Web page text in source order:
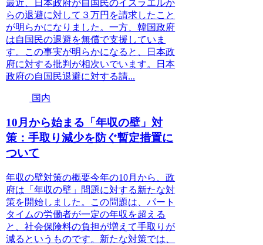
最近、日本政府が自国民のイスラエルか
らの退避に対して３万円を請求したこと
が明らかになりました。一方、韓国政府
は自国民の退避を無償で支援していま
す。この事実が明らかになると、日本政
府に対する批判が相次いでいます。日本
政府の自国民退避に対する請...
国内
10月から始まる「年収の壁」対
策：手取り減少を防ぐ暫定措置に
ついて
年収の壁対策の概要今年の10月から、政
府は「年収の壁」問題に対する新たな対
策を開始しました。この問題は、パート
タイムの労働者が一定の年収を超える
と、社会保険料の負担が増えて手取りが
減るというものです。新たな対策では、